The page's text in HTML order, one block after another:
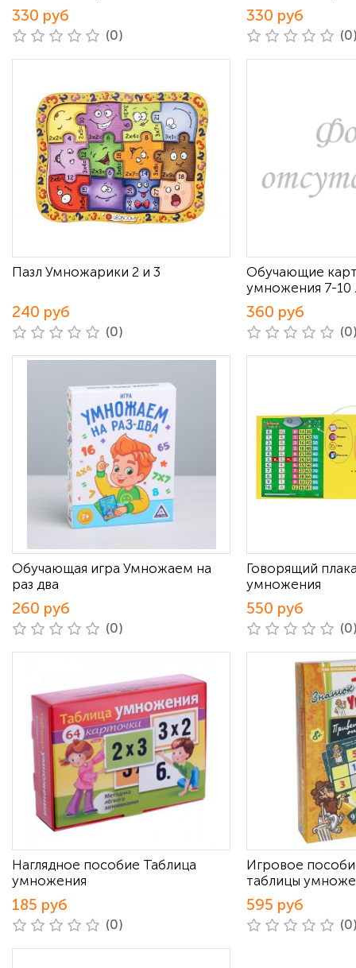
330 руб
(0)
330 руб
Пазл Умножарики 2 и 3
240 руб
(0)
Обучающие
умножения 7-10
360 руб
Обучающая игра Умножаем на
раз два
260 руб
(0)
Говорящий
умножения
550 руб
Наглядное пособие Таблица
умножения
185 руб
(0)
Игровое
таблицы
595 руб